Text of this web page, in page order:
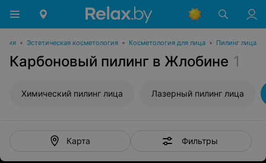
• Эстетическая косметология • Косметология для лица • Пилинг лица
Карбоновый пилинг в Жлобине 1
Химический пилинг лица Лазерный пилинг лица
Карта Фильтры